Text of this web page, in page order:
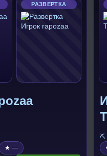
РАЗВЕРТКА
★ —
⛏️